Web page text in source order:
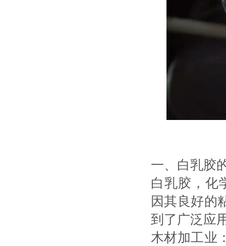
一、白乳胶
白乳胶，化
因其良好的
到了广泛应
木材加工业